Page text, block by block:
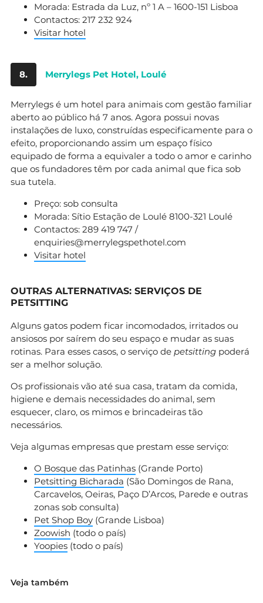
Morada: Estrada da Luz, nº 1 A – 1600-151 Lisboa
Contactos: 217 232 924
Visitar hotel
8. Merrylegs Pet Hotel, Loulé
Merrylegs é um hotel para animais com gestão familiar
aberto ao público há 7 anos. Agora possui novas
instalações de luxo, construídas especificamente para o
efeito, proporcionando assim um espaço físico
equipado de forma a equivaler a todo o amor e carinho
que os fundadores têm por cada animal que fica sob
sua tutela.
Preço: sob consulta
Morada: Sítio Estação de Loulé 8100-321 Loulé
Contactos: 289 419 747 /
enquiries@merrylegspethotel.com
Visitar hotel
OUTRAS ALTERNATIVAS: SERVIÇOS DE
PETSITTING
Alguns gatos podem ficar incomodados, irritados ou
ansiosos por saírem do seu espaço e mudar as suas
rotinas. Para esses casos, o serviço de petsitting poderá
ser a melhor solução.
Os profissionais vão até sua casa, tratam da comida,
higiene e demais necessidades do animal, sem
esquecer, claro, os mimos e brincadeiras tão
necessários.
Veja algumas empresas que prestam esse serviço:
O Bosque das Patinhas (Grande Porto)
Petsitting Bicharada (São Domingos de Rana,
Carcavelos, Oeiras, Paço D’Arcos, Parede e outras
zonas sob consulta)
Pet Shop Boy (Grande Lisboa)
Zoowish (todo o país)
Yoopies (todo o país)
Veja também